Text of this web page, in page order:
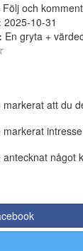
Följ och
2025-10-31
En gryta +
markerat att du
markerat
antecknat något